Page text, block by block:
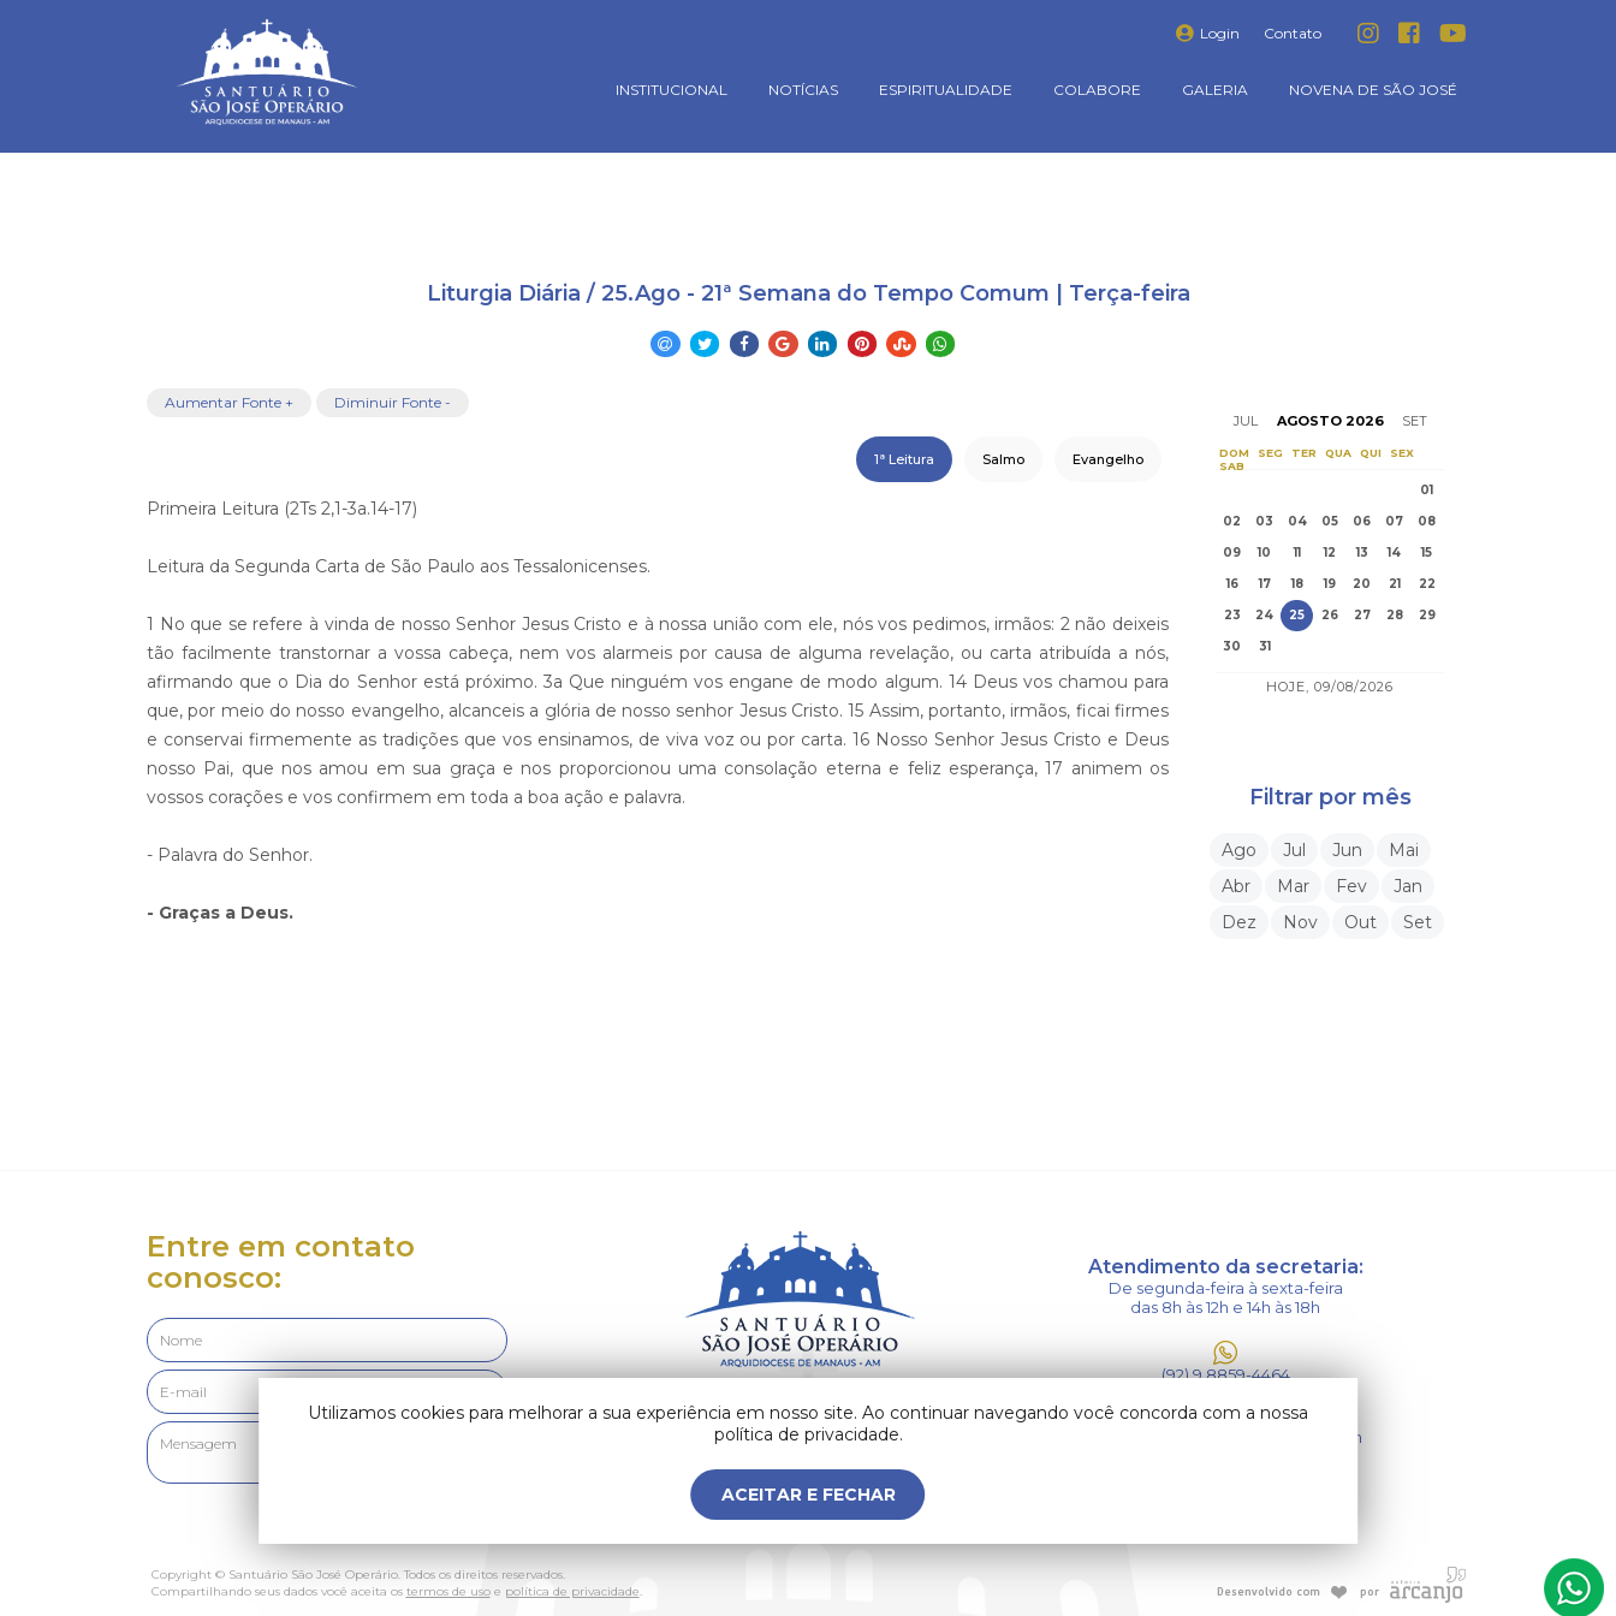
: mysqli_connect(): Headers and client library minor version mismatch. Headers:101113 Library:100505 in
/home/saojosemanaus/public_html/restrito/pg/configuracoes/_conectaBanco.php
Utilizamos cookies para melhorar a sua experiência em nosso site. Ao continuar navegando você concorda com a nossa
política de privacidade.
ACEITAR E FECHAR
Login Contato
INSTITUCIONAL NOTÍCIAS ESPIRITUALIDADE COLABORE GALERIA NOVENA DE SÃO JOSÉ
Liturgia Diária / 25.Ago - 21ª Semana do Tempo Comum | Terça-feira
Aumentar Fonte + Diminuir Fonte -
1ª Leitura Salmo Evangelho
Primeira Leitura (2Ts 2,1-3a.14-17)
Leitura da Segunda Carta de São Paulo aos Tessalonicenses.
1 No que se refere à vinda de nosso Senhor Jesus Cristo e à nossa união com ele, nós vos pedimos, irmãos: 2 não deixeis
tão facilmente transtornar a vossa cabeça, nem vos alarmeis por causa de alguma revelação, ou carta atribuída a nós,
afirmando que o Dia do Senhor está próximo. 3a Que ninguém vos engane de modo algum. 14 Deus vos chamou para
que, por meio do nosso evangelho, alcanceis a glória de nosso senhor Jesus Cristo. 15 Assim, portanto, irmãos, ficai firmes
e conservai firmemente as tradições que vos ensinamos, de viva voz ou por carta. 16 Nosso Senhor Jesus Cristo e Deus
nosso Pai, que nos amou em sua graça e nos proporcionou uma consolação eterna e feliz esperança, 17 animem os
vossos corações e vos confirmem em toda a boa ação e palavra.
- Palavra do Senhor.
- Graças a Deus.
JUL AGOSTO 2026 SET
DOM SEG TER QUA QUI
SEX
SAB
01
02
03 04 05 06 07
08
09
10 11 12 13 14
15
16
17 18 19 20 21
22
23
24 25 26 27 28
29
30
31
HOJE, 09/08/2026
Filtrar por mês
Ago Jul Jun
Mai
Abr
Mar Fev
Jan
Dez
Nov Out Set
Entre em contato
conosco:
Av. Visconde de Porto Alegre, n° 806, Centro. CEP
69020-130 Manaus - AM - Brasil
Atendimento da secretaria:
De segunda-feira à sexta-feira
das 8h às 12h e 14h às 18h
(92) 9 8859-4464
paroquia.saojose.isma@gmail.com
Copyright © Santuário São José Operário. Todos os direitos reservados.
Compartilhando seus dados você aceita os termos de usoe política de privacidade.